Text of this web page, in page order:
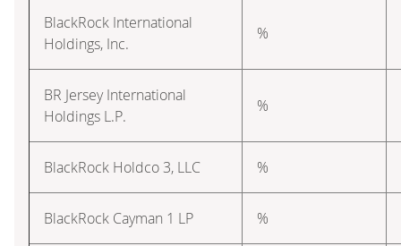
BlackRock International
Holdings, Inc.
%
BR Jersey International
Holdings L.P.
%
BlackRock Holdco 3, LLC %
BlackRock Cayman 1 LP %